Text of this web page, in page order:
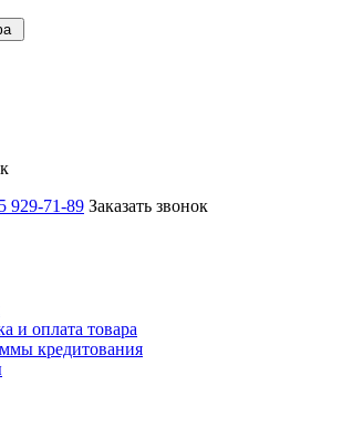
929-71-89 Заказать звонок
и оплата товара
кредитования